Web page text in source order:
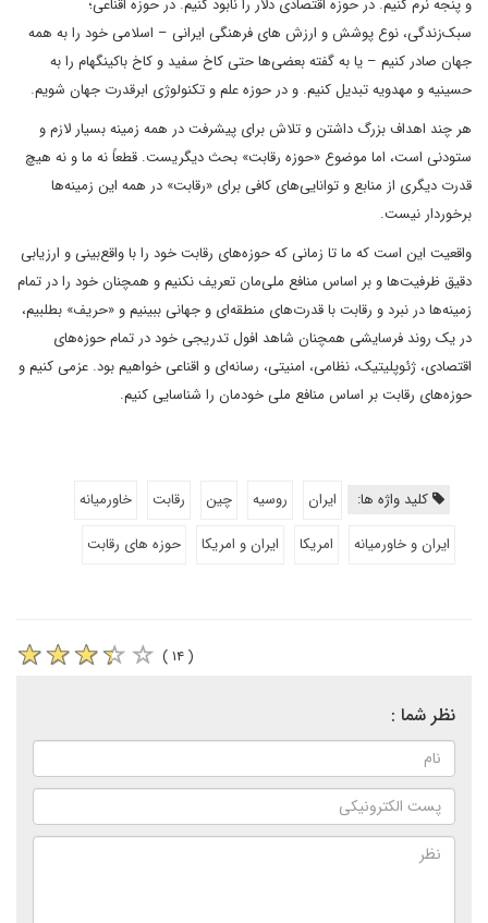
سبک‌زندگی، نوع پوشش و ارزش های فرهنگی ایرانی – اسلامی خود را به همه
جهان صادر کنیم – یا به گفته بعضی‌ها حتی کاخ سفید و کاخ باکینگهام را به
حسینیه و مهدویه تبدیل کنیم. و در حوزه علم و تکنولوژی ابرقدرت جهان شویم.
هر چند اهداف بزرگ داشتن و تلاش برای پیشرفت در همه زمینه بسیار لازم و
ستودنی است، اما موضوع «حوزه رقابت» بحث دیگریست. قطعاً نه ما و نه هیچ‌
قدرت دیگری از منابع و توانایی‌های کافی برای «رقابت» در همه این زمینه‌ها
برخوردار نیست.
واقعیت این است که ما تا زمانی که حوزه‌های رقابت خود را با واقع‌بینی و ارزیابی
دقیق ظرفیت‌ها و بر اساس منافع ملی‌مان تعریف نکنیم و همچنان خود را در تمام
زمینه‌ها در نبرد و رقابت با قدرت‌های منطقه‌ای و جهانی ببینیم و «حریف» بطلبیم،
در یک روند فرسایشی همچنان شاهد افول تدریجی خود در تمام حوزه‌های
اقتصادی، ژئوپلیتیک، نظامی، امنیتی‌، رسانه‌‌ای و اقناعی خواهیم بود. عزمی کنیم و
حوزه‌های رقابت بر اساس منافع ملی خودمان را شناسایی کنیم.
کلید واژه ها: ایران روسیه چین رقابت
خاورمیانه
ایران و خاورمیانه
امریکا ایران و امریکا حوزه های رقابت
( ۱۴ )
نظر شما :